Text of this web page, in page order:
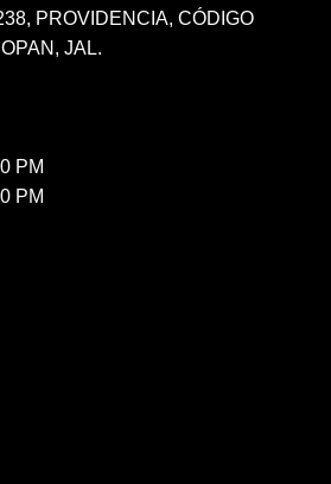
PROVIDENCIA, CÓDIGO
JAL.
PM
PM